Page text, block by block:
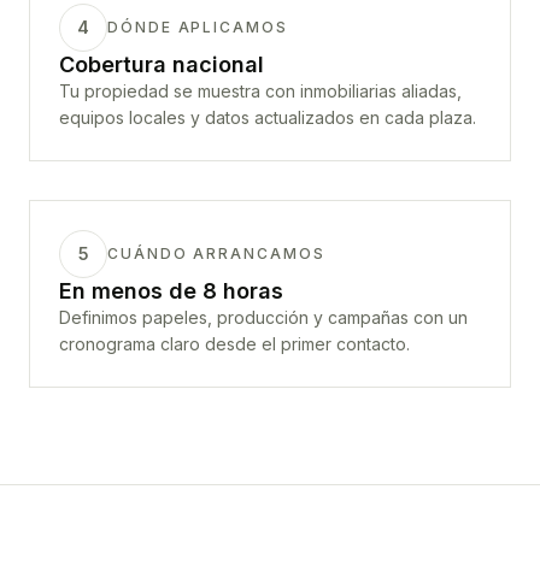
4 DÓNDE APLICAMOS
Cobertura nacional
Tu propiedad se muestra con inmobiliarias aliadas,
equipos locales y datos actualizados en cada plaza.
5 CUÁNDO ARRANCAMOS
En menos de 8 horas
Definimos papeles, producción y campañas con un
cronograma claro desde el primer contacto.